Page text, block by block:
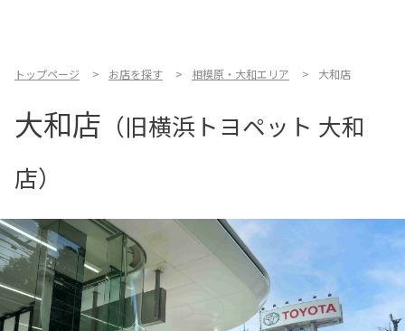
新車を探す
中古車を探す
お得情報
地域応援活動
トップページ お店を探す 相模原・大和エリア 大和店
大和店 （旧横浜トヨペット 大和
店）